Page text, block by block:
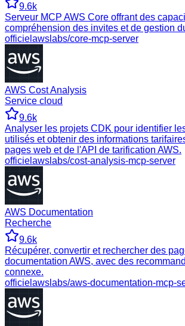
9.6k
Serveur MCP AWS Core offrant des
compréhension des invites et de gestion
officiel awslabs/core-mcp-server
AWS Cost Analysis
Service cloud
9.6k
Analyser les projets CDK pour identifier
utilisés et obtenir des informations
pages web et de l'API de tarification AWS.
officiel awslabs/cost-analysis-mcp-server
AWS Documentation
Recherche
9.6k
Récupérer, convertir et rechercher des
documentation AWS, avec des
connexe.
officiel awslabs/aws-documentation-mcp-